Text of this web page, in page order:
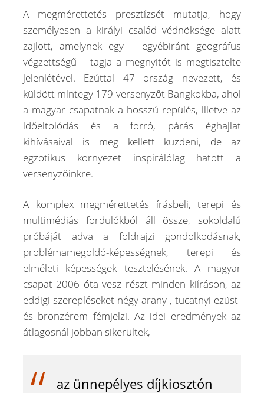
A megmérettetés presztízsét mutatja, hogy
személyesen a királyi család védnöksége alatt
zajlott, amelynek egy – egyébiránt geográfus
végzettségű – tagja a megnyitót is megtisztelte
jelenlétével. Ezúttal 47 ország nevezett, és
küldött mintegy 179 versenyzőt Bangkokba, ahol
a magyar csapatnak a hosszú repülés, illetve az
időeltolódás és a forró, párás éghajlat
kihívásaival is meg kellett küzdeni, de az
egzotikus környezet inspirálólag hatott a
versenyzőinkre.
A komplex megmérettetés írásbeli, terepi és
multimédiás fordulókból áll össze, sokoldalú
próbáját adva a földrajzi gondolkodásnak,
problémamegoldó-képességnek, terepi és
elméleti képességek tesztelésének. A magyar
csapat 2006 óta vesz részt minden kiíráson, az
eddigi szerepléseket négy arany-, tucatnyi ezüst-
és bronzérem fémjelzi. Az idei eredmények az
átlagosnál jobban sikerültek,
az ünnepélyes díjkiosztón